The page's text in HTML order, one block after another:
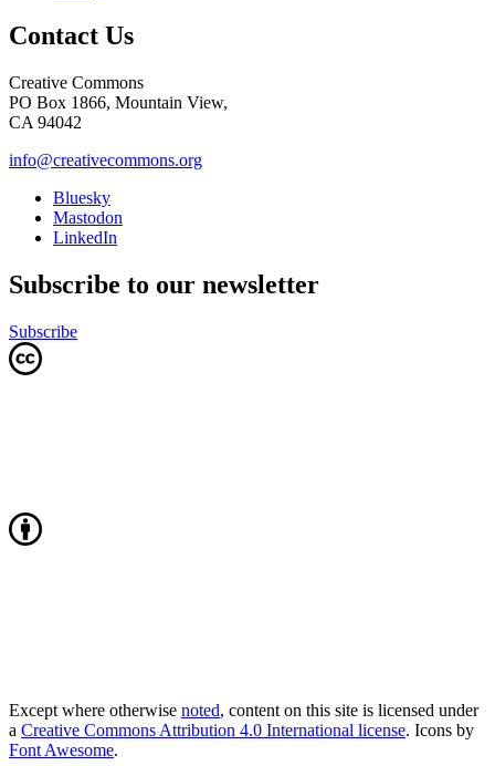
Contact Us
Creative Commons
PO Box 1866, Mountain View,
CA 94042
info@creativecommons.org
Bluesky
Mastodon
LinkedIn
Subscribe to our newsletter
Subscribe
Except where otherwise noted, content on this site is licensed under
a Creative Commons Attribution 4.0 International license. Icons by
Font Awesome.